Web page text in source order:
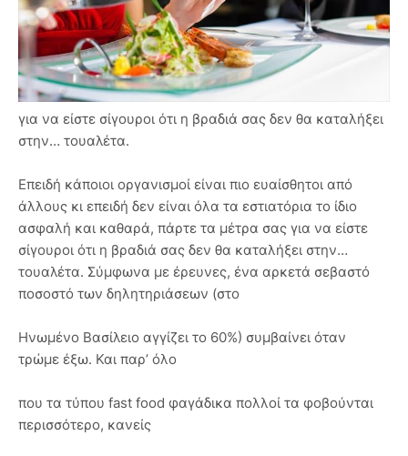
για να είστε σίγουροι ότι η βραδιά σας δεν θα καταλήξει
στην… τουαλέτα.
Επειδή κάποιοι οργανισμοί είναι πιο ευαίσθητοι από
άλλους κι επειδή δεν είναι όλα τα εστιατόρια το ίδιο
ασφαλή και καθαρά, πάρτε τα μέτρα σας για να είστε
σίγουροι ότι η βραδιά σας δεν θα καταλήξει στην…
τουαλέτα. Σύμφωνα με έρευνες, ένα αρκετά σεβαστό
ποσοστό των δηλητηριάσεων (στο
Ηνωμένο Βασίλειο αγγίζει το 60%) συμβαίνει όταν
τρώμε έξω. Και παρ’ όλο
που τα τύπου fast food φαγάδικα πολλοί τα φοβούνται
περισσότερο, κανείς